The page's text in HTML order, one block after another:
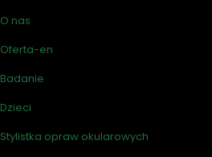
O nas
Oferta-en
Badanie
Dzieci
Stylistka opraw okularowych